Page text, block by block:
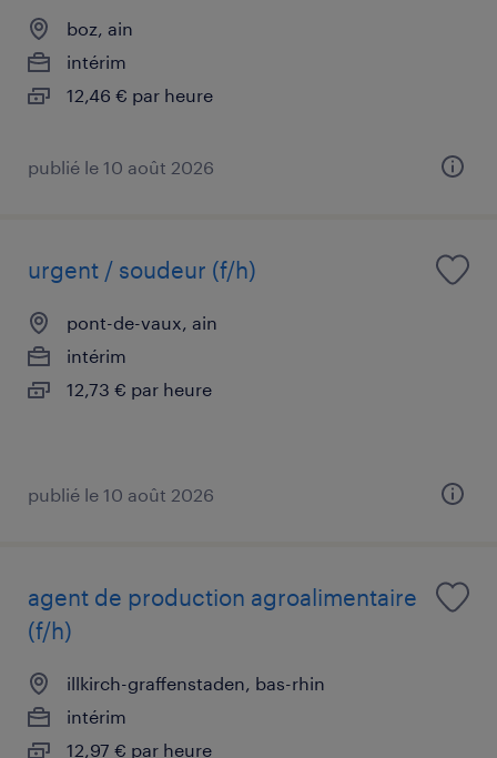
boz, ain
intérim
12,46 € par heure
publié le 10 août 2026
urgent / soudeur (f/h)
pont-de-vaux, ain
intérim
12,73 € par heure
publié le 10 août 2026
agent de production agroalimentaire
(f/h)
illkirch-graffenstaden, bas-rhin
intérim
12,97 € par heure